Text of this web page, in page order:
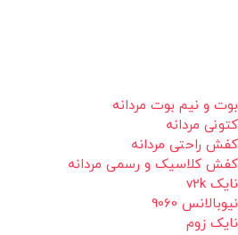
بوت و نیم بوت مردانه
کتونی مردانه
کفش راحتی مردانه
کفش کلاسیک و رسمی مردانه
نایک v2k
نیوبالانس 9060
نایک زوم